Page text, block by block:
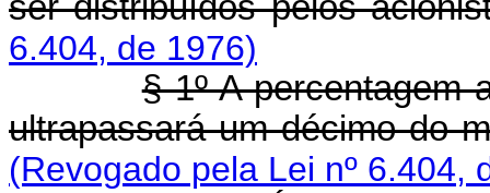
6.404, de 1976)
§ 1º A percentagem
ultrapassará um décimo do
(Revogado pela Lei nº 6.404,